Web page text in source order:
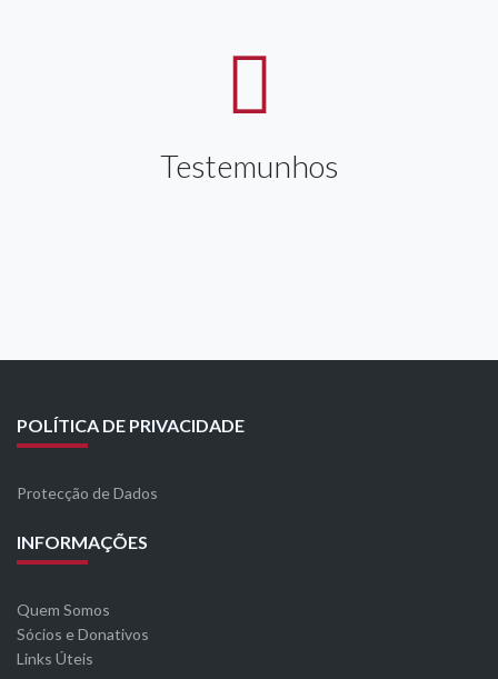
Testemunhos
POLÍTICA DE PRIVACIDADE
Protecção de Dados
INFORMAÇÕES
Quem Somos
Sócios e Donativos
Links Úteis